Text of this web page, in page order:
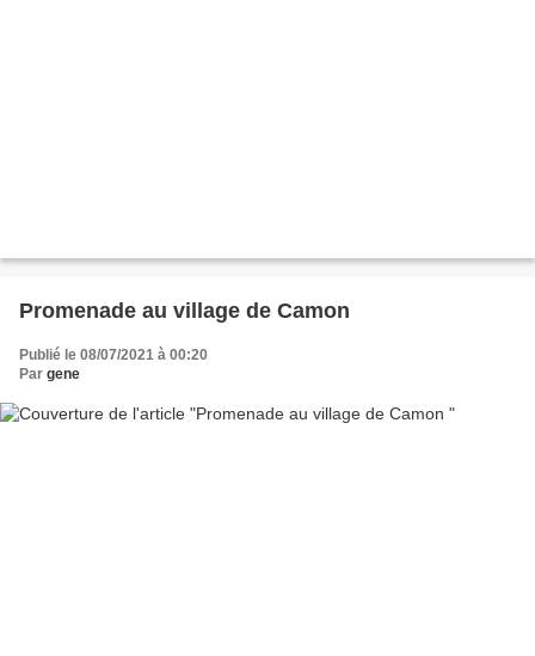
Promenade au village de Camon
Publié le 08/07/2021 à 00:20
Par gene